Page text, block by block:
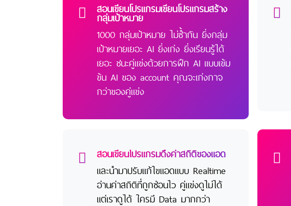
สอนเขียนโปรแกรมเขียนโปรแกรมสร้าง
กลุ่มเป้าหมาย
1000 กลุ่มเป้าหมาย ไม่ซ้ำกัน ยิ่งกลุ่ม
เป้าหมายเยอะ AI ยิ่งเก่ง ยิ่งเรียนรู้ได้
เยอะ ชนะคู่แข่งด้วยการฝึก AI แบบเข้ม
ข้น AI ของ account คุณจะเก่งกาจ
กว่าของคู่แข่ง
สอนเขียนโปรแกรมดึงค่าสถิติของแอด
และนำมาปรับแก้ไขแอดแบบ Realtime
อ่านค่าสถิติที่ถูกซ่อนไว คู่แข่งดูไม่ได้
แต่เราดูได้ ใครมี Data มากกว่า